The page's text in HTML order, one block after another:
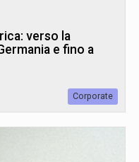
verso la
e fino a
Corporate